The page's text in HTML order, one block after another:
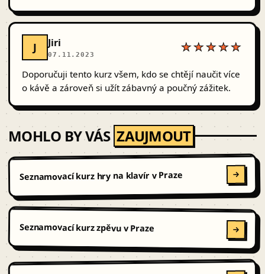
J Jiri
07.11.2023
★★★★★
Doporučuji tento kurz všem, kdo se chtějí naučit více
o kávě a zároveň si užít zábavný a poučný zážitek.
MOHLO BY VÁS ZAUJMOUT
Seznamovací kurz hry na klavír v Praze
Seznamovací kurz zpěvu v Praze